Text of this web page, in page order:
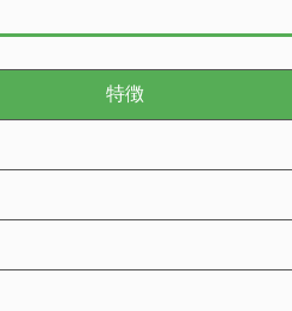
特徴